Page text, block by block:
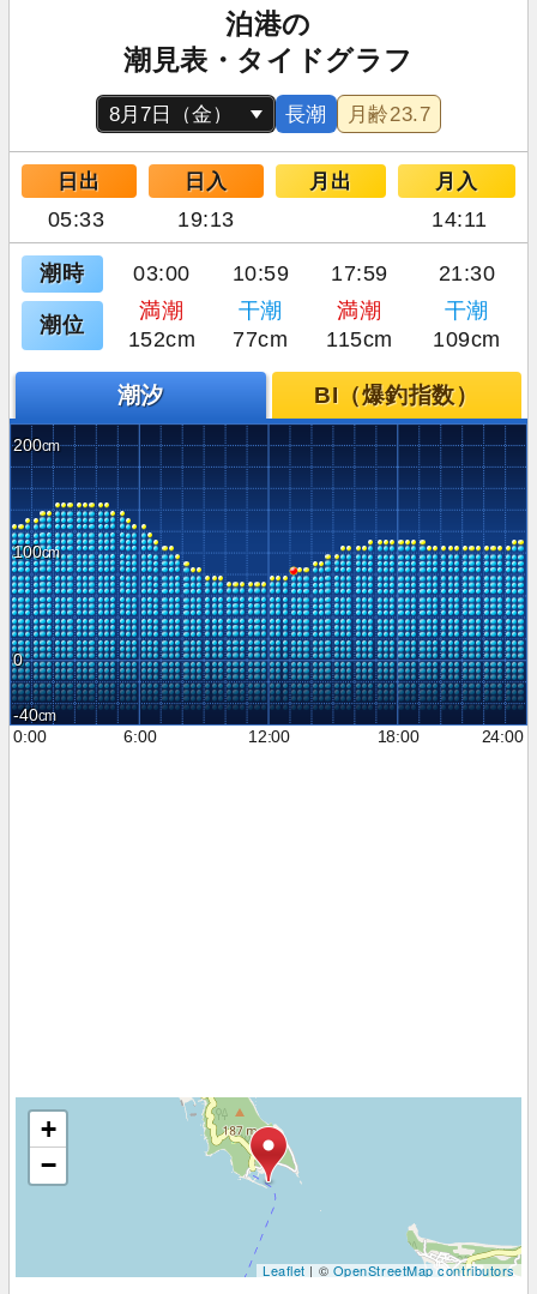
泊港の
潮見表・タイドグラフ
長潮 月齢23.7
日出 日入 月出 月入
05:33 19:13 14:11
潮時 03:00 10:59 17:59 21:30
潮位
満潮 干潮 満潮
干潮
152cm
77cm 115cm 109cm
潮汐 BI（爆釣指数）
200
100
0
-40
0:00
6:00 12:00 18:00 24:00
+
−
Leaflet| ©OpenStreetMap contributors